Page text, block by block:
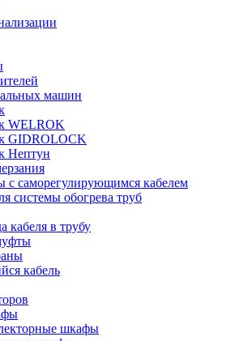
машин
WELROK
GIDROLOCK
Нептун
с саморегулирующимся кабелем
системы обогрева труб
кабеля в трубу
кабель
шкафы